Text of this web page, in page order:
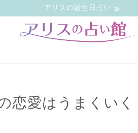
アリスの誕生日占い
恋愛はうまくいく